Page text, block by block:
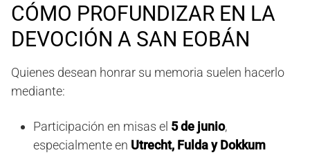
CÓMO PROFUNDIZAR EN LA
DEVOCIÓN A SAN EOBÁN
Quienes desean honrar su memoria suelen hacerlo
mediante:
Participación en misas el 5 de junio,
especialmente en Utrecht, Fulda y Dokkum